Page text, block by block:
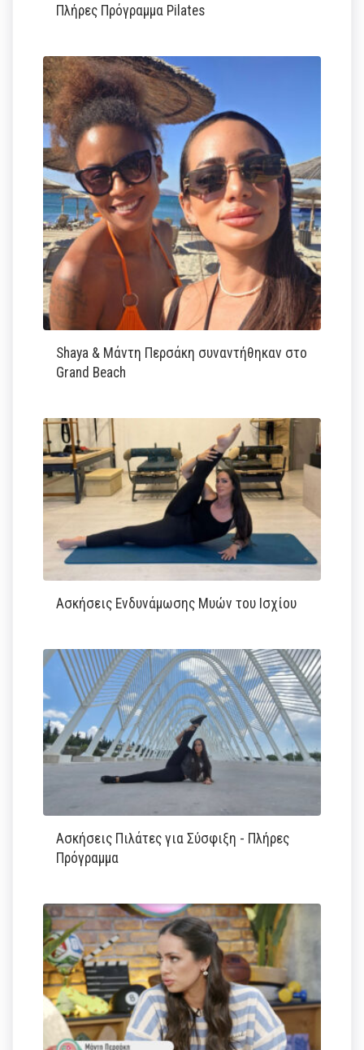
Πλήρες Πρόγραμμα Pilates
Shaya & Μάντη Περσάκη συναντήθηκαν στο
Grand Beach
Ασκήσεις Ενδυνάμωσης Μυών του Ισχίου
Ασκήσεις Πιλάτες για Σύσφιξη - Πλήρες
Πρόγραμμα